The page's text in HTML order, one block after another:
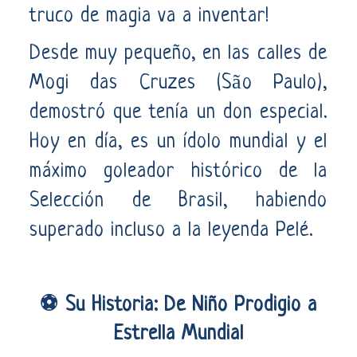
truco de magia va a inventar!
Desde muy pequeño, en las calles de
Mogi das Cruzes (São Paulo),
demostró que tenía un don especial.
Hoy en día, es un ídolo mundial y el
máximo goleador histórico de la
Selección de Brasil, habiendo
superado incluso a la leyenda Pelé.
⚽ Su Historia: De Niño Prodigio a
Estrella Mundial